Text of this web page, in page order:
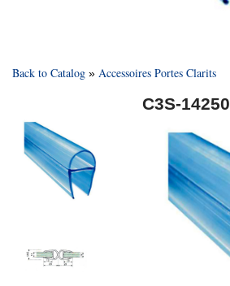
Back to Catalog Accessoires Portes Clarits
C3S-14250